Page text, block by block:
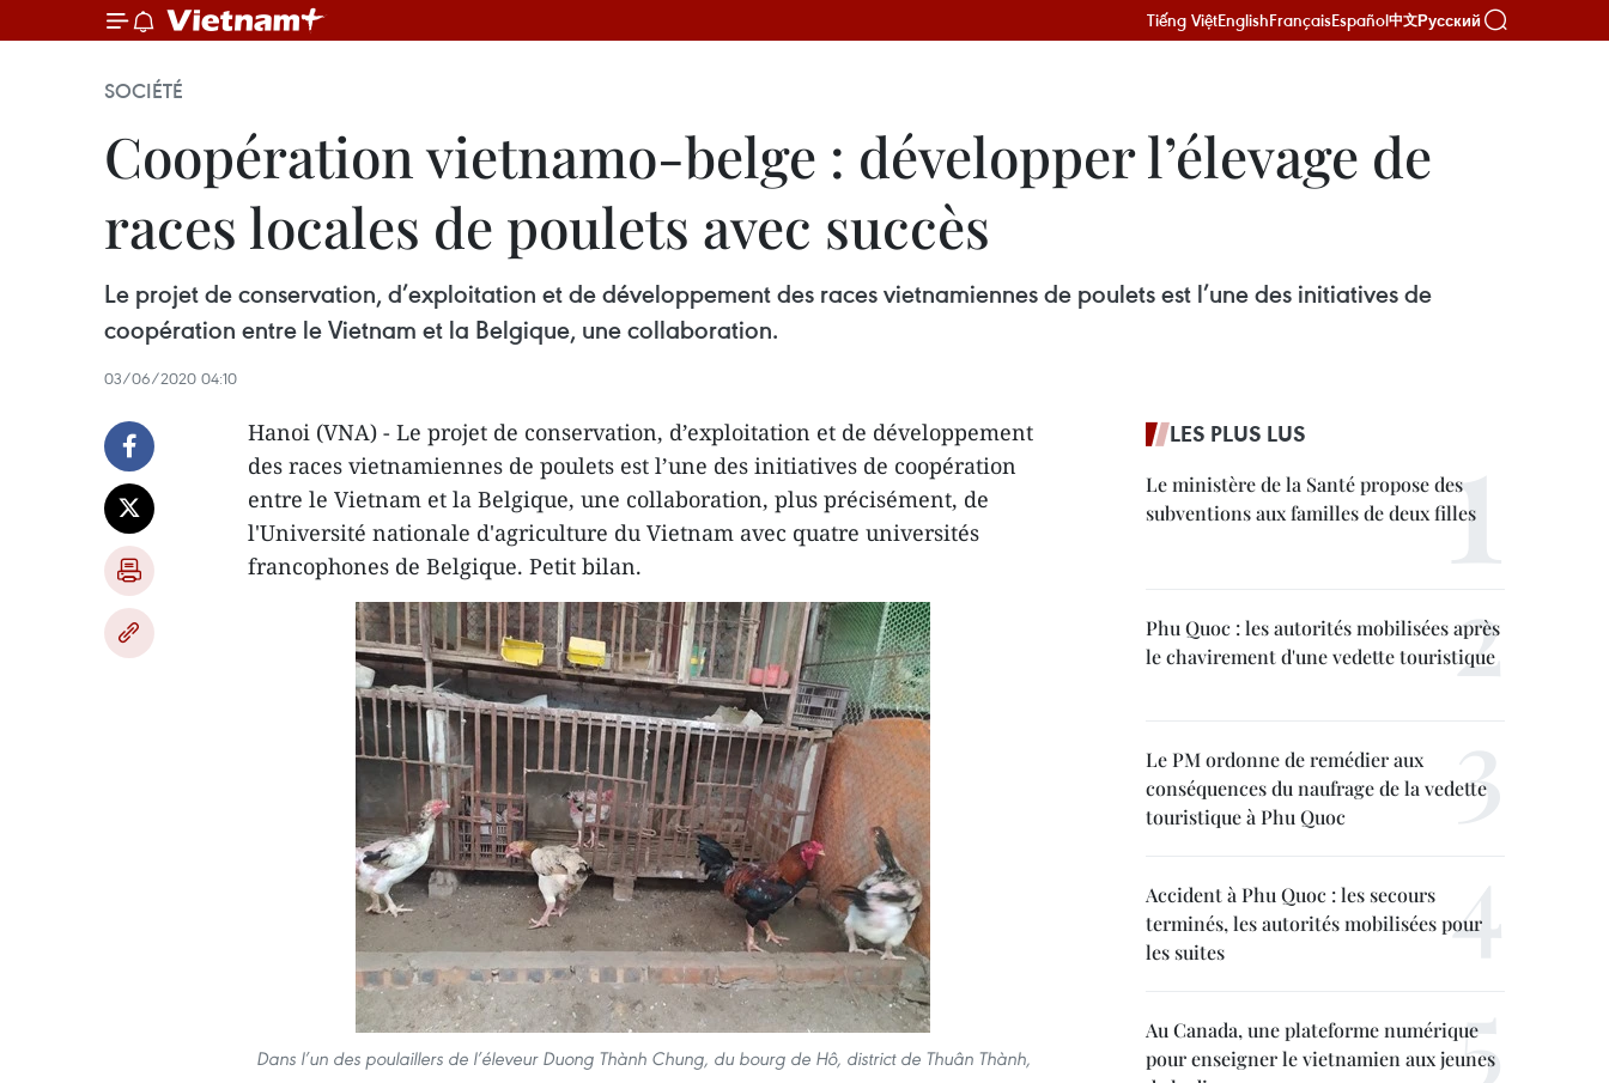
Tiếng ViệtEnglishFrançaisEspañol中文Русский
SOCIÉTÉ
Coopération vietnamo-belge : développer l’élevage de
races locales de poulets avec succès
Le projet de conservation, d’exploitation et de développement des races vietnamiennes de poulets est l’une des initiatives de
coopération entre le Vietnam et la Belgique, une collaboration.
03/06/2020 04:10
Hanoi (VNA) - Le projet de conservation, d’exploitation et de développement
des races vietnamiennes de poulets est l’une des initiatives de coopération
entre le Vietnam et la Belgique, une collaboration, plus précisément, de
l'Université nationale d'agriculture du Vietnam avec quatre universités
francophones de Belgique. Petit bilan.
Dans l’un des poulaillers de l’éleveur Duong Thành Chung, du bourg de Hô, district de Thuân Thành,
LES PLUS LUS
Le ministère de la Santé propose des
subventions aux familles de deux filles
Phu Quoc : les autorités mobilisées après
le chavirement d'une vedette touristique
Le PM ordonne de remédier aux
conséquences du naufrage de la vedette
touristique à Phu Quoc
Accident à Phu Quoc : les secours
terminés, les autorités mobilisées pour
les suites
Au Canada, une plateforme numérique
pour enseigner le vietnamien aux jeunes